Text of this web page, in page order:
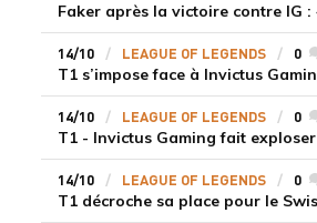
Faker après la victoire contre IG
14/10 LEAGUE OF LEGENDS 0
T1 s’impose face à Invictus
14/10 LEAGUE OF LEGENDS 0
T1 - Invictus Gaming fait
14/10 LEAGUE OF LEGENDS 0
T1 décroche sa place pour le